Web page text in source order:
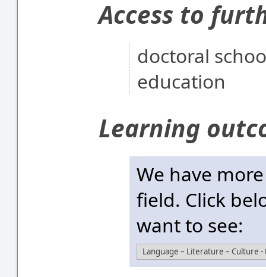
Access to
doctoral
education
Learning
We have
field. Click
want to see: